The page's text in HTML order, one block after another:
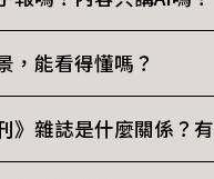
財富資產的主控權。
，絕對能做出比任何
忙碌，沒時間快進快
變化背後的含金量與
、地緣政治與總體金
語言。
訊息的你：商周擁有
產業脈動……，這些
觀：除了AI趨勢，我們
握財富必備的大局觀。
辦一次線上聚會，邀請
，能看得懂嗎？
詞，它們聽起來很遠，
言。
》雜誌是什麼關係？